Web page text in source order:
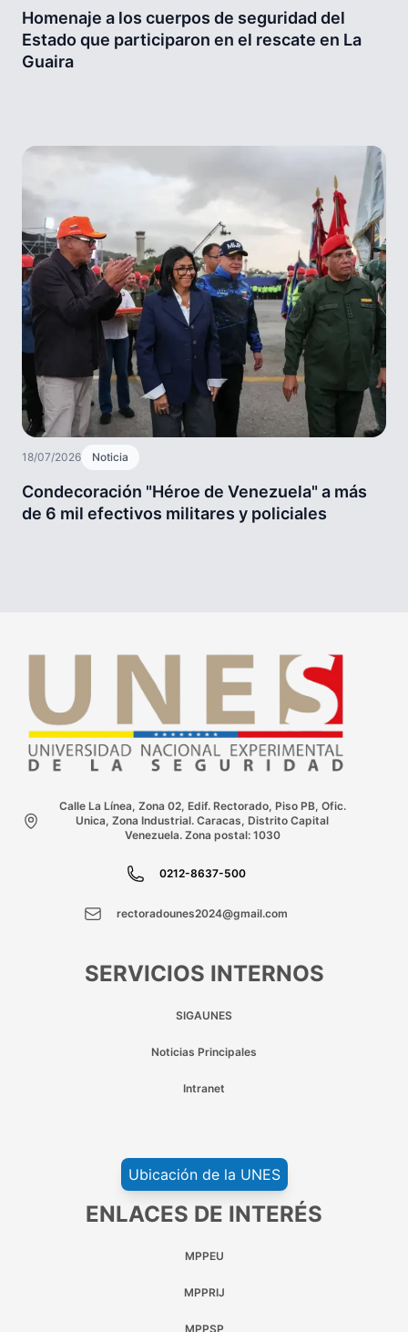
Homenaje a los cuerpos de seguridad del
Estado que participaron en el rescate en La
Guaira
18/07/2026 Noticia
Condecoración "Héroe de Venezuela" a más
de 6 mil efectivos militares y policiales
Calle La Línea, Zona 02, Edif. Rectorado, Piso PB, Ofic.
Unica, Zona Industrial. Caracas, Distrito Capital
Venezuela. Zona postal: 1030
0212-8637-500
rectoradounes2024@gmail.com
SERVICIOS INTERNOS
SIGAUNES
Noticias Principales
Intranet
Ubicación de la UNES
ENLACES DE INTERÉS
MPPEU
MPPRIJ
MPPSP